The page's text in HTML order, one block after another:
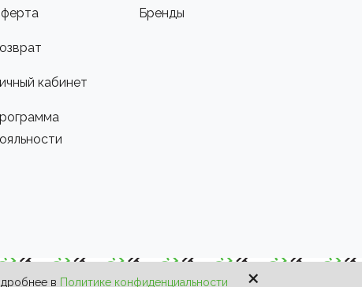
кабинет
Бренды
в Политике конфиденциальности ×